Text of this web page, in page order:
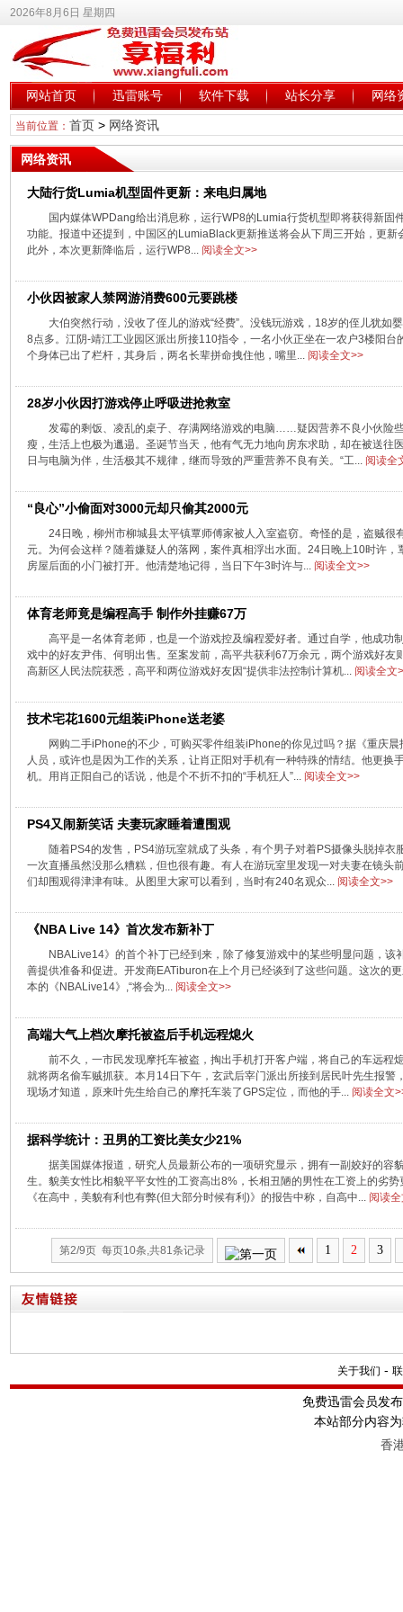
2026年8月6日 星期四
网站首页 迅雷账号 软件下载 站长分享 网络
当前位置： 首页> 网络资讯
网络资讯
大陆行货Lumia机型固件更新：来电归属地
国内媒体WPDang给出消息称，运行WP8的Lumia行货机型即将获得新固
功能。报道中还提到，中国区的LumiaBlack更新推送将会从下周三开始，更
此外，本次更新降临后，运行WP8... 阅读全文>>
小伙因被家人禁网游消费600元要跳楼
大伯突然行动，没收了侄儿的游戏“经费”。没钱玩游戏，18岁的侄儿犹如
8点多。江阴-靖江工业园区派出所接110指令，一名小伙正坐在一农户3楼阳
个身体已出了栏杆，其身后，两名长辈拼命拽住他，嘴里... 阅读全文>>
28岁小伙因打游戏停止呼吸进抢救室
发霉的剩饭、凌乱的桌子、存满网络游戏的电脑……疑因营养不良小伙险
瘦，生活上也极为邋遢。圣诞节当天，他有气无力地向房东求助，却在被送往
日与电脑为伴，生活极其不规律，继而导致的严重营养不良有关。“工... 阅读全
“良心”小偷面对3000元却只偷其2000元
24日晚，柳州市柳城县太平镇覃师傅家被人入室盗窃。奇怪的是，盗贼很
元。为何会这样？随着嫌疑人的落网，案件真相浮出水面。24日晚上10时许
房屋后面的小门被打开。他清楚地记得，当日下午3时许与... 阅读全文>>
体育老师竟是编程高手 制作外挂赚67万
高平是一名体育老师，也是一个游戏控及编程爱好者。通过自学，他成功
戏中的好友尹伟、何明出售。至案发前，高平共获利67万余元，两个游戏好
高新区人民法院获悉，高平和两位游戏好友因“提供非法控制计算机... 阅读全文
技术宅花1600元组装iPhone送老婆
网购二手iPhone的不少，可购买零件组装iPhone的你见过吗？据《重庆
人员，或许也是因为工作的关系，让肖正阳对手机有一种特殊的情结。他更换
机。用肖正阳自己的话说，他是个不折不扣的“手机狂人”... 阅读全文>>
PS4又闹新笑话 夫妻玩家睡着遭围观
随着PS4的发售，PS4游玩室就成了头条，有个男子对着PS摄像头脱掉衣
一次直播虽然没那么糟糕，但也很有趣。有人在游玩室里发现一对夫妻在镜头
们却围观得津津有味。从图里大家可以看到，当时有240名观众... 阅读全文>>
《NBA Live 14》首次发布新补丁
NBALive14》的首个补丁已经到来，除了修复游戏中的某些明显问题，该
善提供准备和促进。开发商EATiburon在上个月已经谈到了这些问题。这次的
本的《NBALive14》,“将会为... 阅读全文>>
高端大气上档次摩托被盗后手机远程熄火
前不久，一市民发现摩托车被盗，掏出手机打开客户端，将自己的车远程
就将两名偷车贼抓获。本月14日下午，玄武后宰门派出所接到居民叶先生报警
现场才知道，原来叶先生给自己的摩托车装了GPS定位，而他的手... 阅读全文
据科学统计：丑男的工资比美女少21%
据美国媒体报道，研究人员最新公布的一项研究显示，拥有一副姣好的容
生。貌美女性比相貌平平女性的工资高出8%，长相丑陋的男性在工资上的劣
《在高中，美貌有利也有弊(但大部分时候有利)》的报告中称，自高中... 阅读
第2/9页 每页10条,共81条记录 1 2 3
关于我们 -
免费迅雷会员发
本站部分内容
香